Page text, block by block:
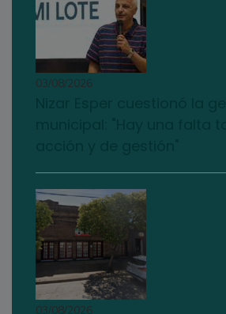
03/08/2026
03/08/2026